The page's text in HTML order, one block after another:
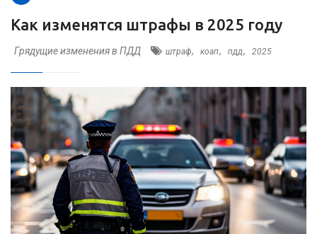
Как изменятся штрафы в 2025 году
Грядущие изменения в ПДД штраф, коап, пдд, 2025